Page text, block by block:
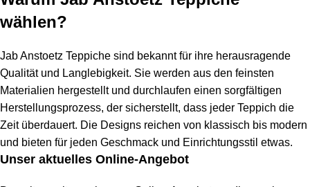
wählen?
Jab Anstoetz Teppiche sind bekannt für ihre herausragende
Qualität und Langlebigkeit. Sie werden aus den feinsten
Materialien hergestellt und durchlaufen einen sorgfältigen
Herstellungsprozess, der sicherstellt, dass jeder Teppich die
Zeit überdauert. Die Designs reichen von klassisch bis modern
und bieten für jeden Geschmack und Einrichtungsstil etwas.
Unser aktuelles Online-Angebot